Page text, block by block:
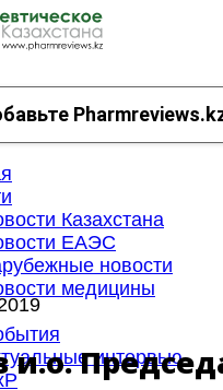
Казахстана
ЕАЭС
новости
медицины
интервью
и.о.